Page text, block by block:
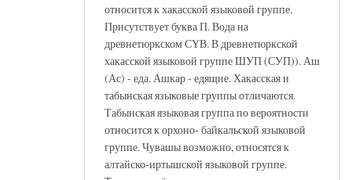
относится к хакасской языковой группе.
Присутствует буква П. Вода на
древнетюркском СҮВ. В древнетюркской
хакасской языковой группе ШУП (СУП)). Аш
(Ас) - еда. Ашкар - едящие. Хакасская и
табынская языковые группы отличаются.
Табынская языковая группа по вероятности
относится к орхоно- байкальской языковой
группе. Чувашы возможно, относятся к
алтайско-иртышской языковой группе.